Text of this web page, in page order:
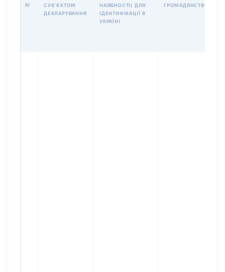
№
СУБʼЄКТОМ
ДЕКЛАРУВАННЯ
НАЯВНОСТІ) ДЛЯ
ІДЕНТИФІКАЦІЇ В
УКРАЇНІ
ГРОМАДЯНСТВО